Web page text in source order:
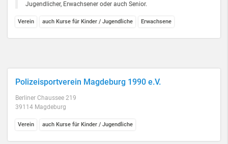
Jugendlicher, Erwachsener oder auch Senior.
Verein auch Kurse für Kinder / Jugendliche Erwachsene
Polizeisportverein Magdeburg 1990 e.V.
Berliner Chaussee 219
39114 Magdeburg
Verein auch Kurse für Kinder / Jugendliche